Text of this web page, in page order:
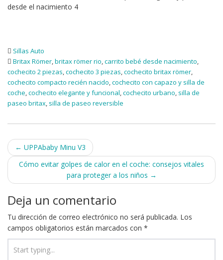
Sillas Auto
Britax Römer,britax römer rio,carrito bebé desde nacimiento,
cochecito 2 piezas,cochecito 3 piezas,cochecito britax römer,
cochecito compacto recién nacido,cochecito con capazo y silla de
coche,cochecito elegante y funcional,cochecito urbano, silla de
paseo britax, silla de paseo reversible
Navegación de entradas
← UPPAbaby Minu V3
Cómo evitar golpes de calor en el coche: consejos vitales
para proteger a los niños →
Deja un comentario
Tu dirección de correo electrónico no será publicada. Los
campos obligatorios están marcados con *